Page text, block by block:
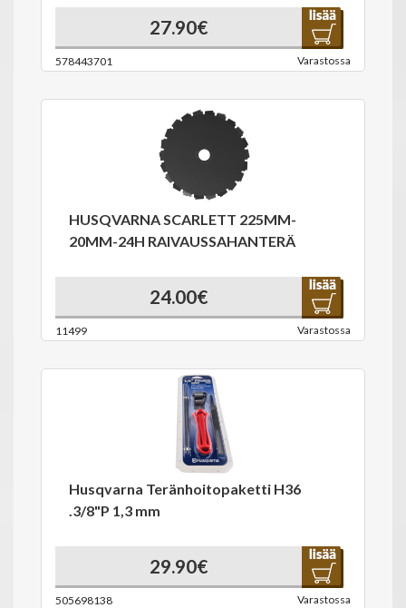
27.90€
578443701 Varastossa
HUSQVARNA SCARLETT 225MM-
20MM-24H RAIVAUSSAHANTERÄ
24.00€
11499 Varastossa
Husqvarna Teränhoitopaketti H36
.3/8"P 1,3 mm
29.90€
505698138 Varastossa